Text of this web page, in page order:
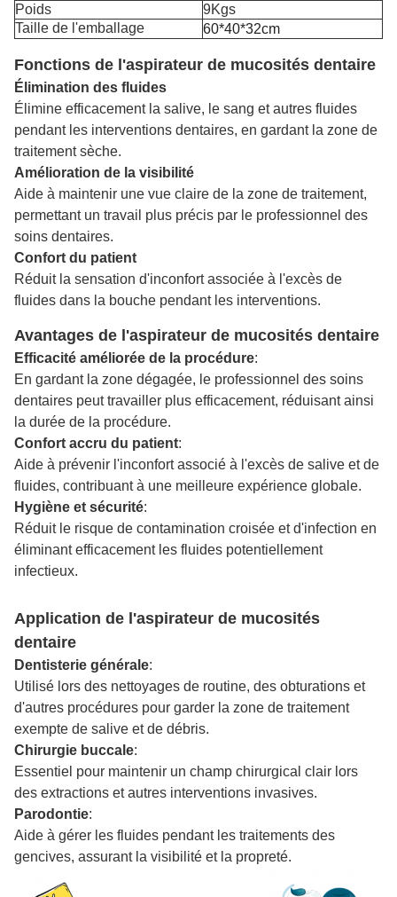
Poids
9Kgs
Taille de l'emballage
60*40*32cm
Fonctions de l'aspirateur de mucosités dentaire
Élimination des fluides
Élimine efficacement la salive, le sang et autres fluides
pendant les interventions dentaires, en gardant la zone de
traitement sèche.
Amélioration de la visibilité
Aide à maintenir une vue claire de la zone de traitement,
permettant un travail plus précis par le professionnel des
soins dentaires.
Confort du patient
Réduit la sensation d'inconfort associée à l'excès de
fluides dans la bouche pendant les interventions.
Avantages de l'aspirateur de mucosités dentaire
Efficacité améliorée de la procédure:
En gardant la zone dégagée, le professionnel des soins
dentaires peut travailler plus efficacement, réduisant ainsi
la durée de la procédure.
Confort accru du patient:
Aide à prévenir l'inconfort associé à l'excès de salive et de
fluides, contribuant à une meilleure expérience globale.
Hygiène et sécurité:
Réduit le risque de contamination croisée et d'infection en
éliminant efficacement les fluides potentiellement
infectieux.
Application de l'aspirateur de mucosités
dentaire
Dentisterie générale:
Utilisé lors des nettoyages de routine, des obturations et
d'autres procédures pour garder la zone de traitement
exempte de salive et de débris.
Chirurgie buccale:
Essentiel pour maintenir un champ chirurgical clair lors
des extractions et autres interventions invasives.
Parodontie:
Aide à gérer les fluides pendant les traitements des
gencives, assurant la visibilité et la propreté.